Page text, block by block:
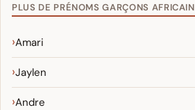
PLUS DE PRÉNOMS GARÇONS AFRICAIN
Amari
Jaylen
Andre